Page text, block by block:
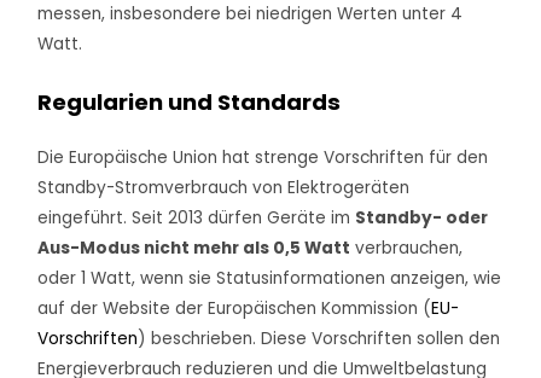
messen, insbesondere bei niedrigen Werten unter 4
Watt.
Regularien und Standards
Die Europäische Union hat strenge Vorschriften für den
Standby-Stromverbrauch von Elektrogeräten
eingeführt. Seit 2013 dürfen Geräte im Standby- oder
Aus-Modus nicht mehr als 0,5 Watt verbrauchen,
oder 1 Watt, wenn sie Statusinformationen anzeigen, wie
auf der Website der Europäischen Kommission (EU-
Vorschriften) beschrieben. Diese Vorschriften sollen den
Energieverbrauch reduzieren und die Umweltbelastung